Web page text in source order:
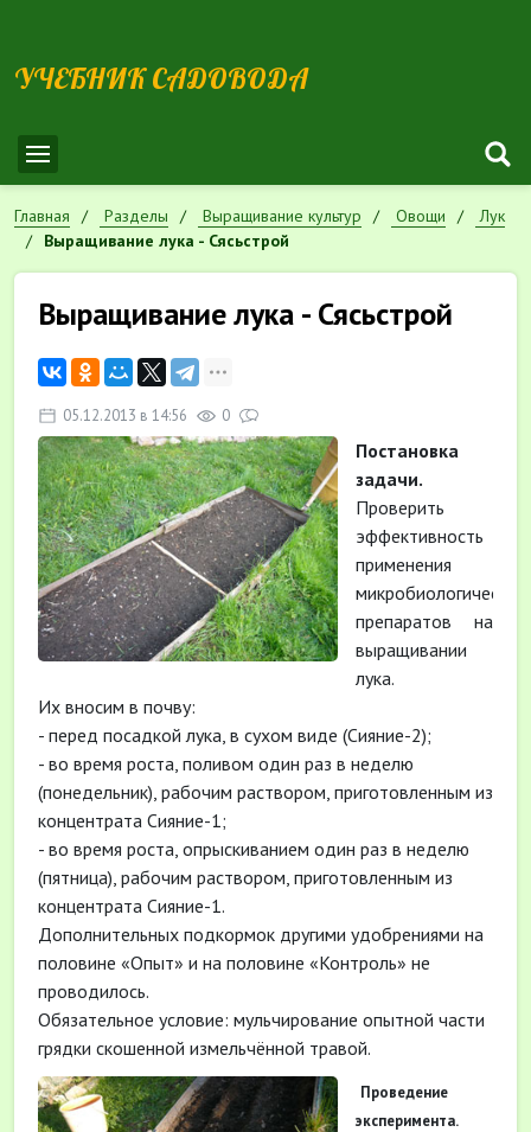
УЧЕБНИК САДОВОДА
Главная Разделы Выращивание культур Овощи
Лук
Выращивание лука - Сясьстрой
Выращивание лука - Сясьстрой
05.12.2013 в 14:56 0
Постановка
задачи.
Проверить
эффективность
применения
микробиологических
препаратов на
выращивании
лука.
Их вносим в почву:
- перед посадкой лука, в сухом виде (Сияние-2);
- во время роста, поливом один раз в неделю
(понедельник), рабочим раствором, приготовленным из
концентрата Сияние-1;
- во время роста, опрыскиванием один раз в неделю
(пятница), рабочим раствором, приготовленным из
концентрата Сияние-1.
Дополнительных подкормок другими удобрениями на
половине «Опыт» и на половине «Контроль» не
проводилось.
Обязательное условие: мульчирование опытной части
грядки скошенной измельчённой травой.
Проведение
эксперимента.